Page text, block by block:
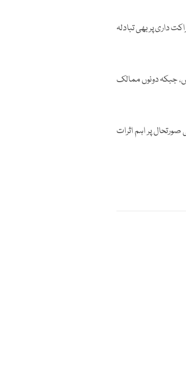
داری پر بھی تبادلہ
جبکہ دونوں ممالک
پر اہم اثرات